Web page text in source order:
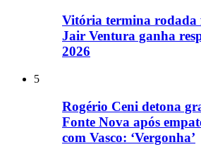
Vitória termina rodada
Jair Ventura ganha
2026
5
Rogério Ceni detona
Fonte Nova após
com Vasco: ‘Vergonha’